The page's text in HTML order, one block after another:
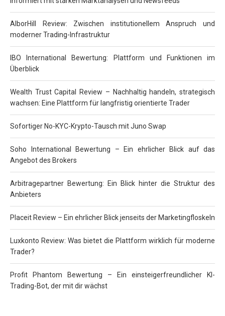
AlborHill Review: Zwischen institutionellem Anspruch und
moderner Trading-Infrastruktur
IBO International Bewertung: Plattform und Funktionen im
Überblick
Wealth Trust Capital Review – Nachhaltig handeln, strategisch
wachsen: Eine Plattform für langfristig orientierte Trader
Sofortiger No-KYC-Krypto-Tausch mit Juno Swap
Soho International Bewertung – Ein ehrlicher Blick auf das
Angebot des Brokers
Arbitragepartner Bewertung: Ein Blick hinter die Struktur des
Anbieters
Placeit Review – Ein ehrlicher Blick jenseits der Marketingfloskeln
Luxkonto Review: Was bietet die Plattform wirklich für moderne
Trader?
Profit Phantom Bewertung – Ein einsteigerfreundlicher KI-
Trading-Bot, der mit dir wächst